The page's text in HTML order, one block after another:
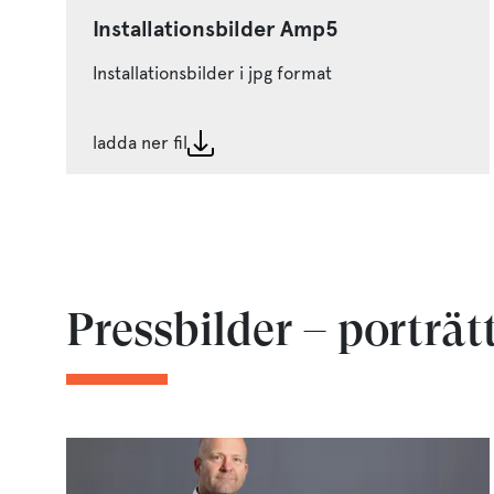
Installationsbilder Amp5
Installationsbilder i jpg format
ladda ner fil
Pressbilder –